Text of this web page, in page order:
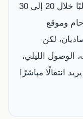
يمكن الوصول إلى وسط فالنسيا غالبًا خلال 20 إلى 30
وموقع
لكن
الوصول الليلي،
انتقالًا مباشرًا